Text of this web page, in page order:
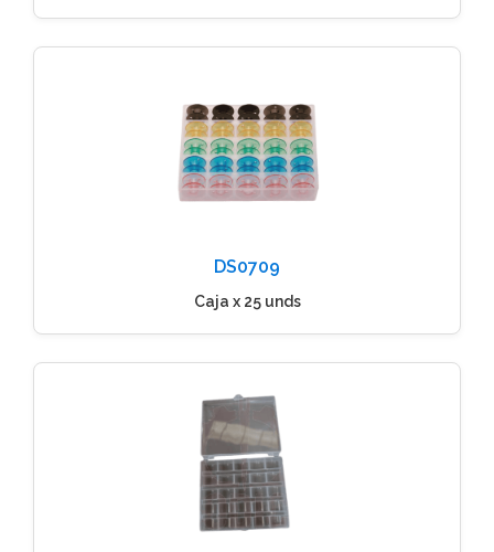
DS0709
Caja x 25 unds